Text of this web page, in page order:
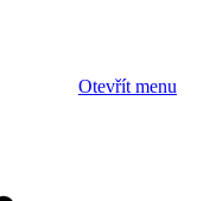
Otevřít menu